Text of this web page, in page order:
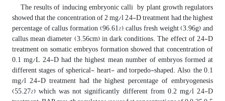
The results of inducing embryonic calli by plant growth regulators
showed that the concentration of 2 mg/l 2,4-D treatment had the highest
percentage of callus formation (96.61%), callus fresh weight (3.96g) and
callus mean diameter (3.56cm) in dark conditions. The effect of 2,4-D
treatment on somatic embryos formation showed that concentration of
0.1 mg/L 2,4-D had the highest mean number of embryos formed at
different stages of spherical-, heart- and torpedo-shaped. Also, the 0.1
mg/l 2,4-D treatment had the highest percentage of embryogenesis
(55.27%) which was not significantly different from 0.2 mg/l 2,4-D